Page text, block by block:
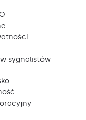
sygnalistów